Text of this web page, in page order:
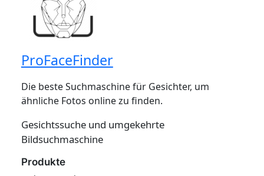
ProFaceFinder
Die beste Suchmaschine für Gesichter, um
ähnliche Fotos online zu finden.
Gesichtssuche und umgekehrte
Bildsuchmaschine
Produkte